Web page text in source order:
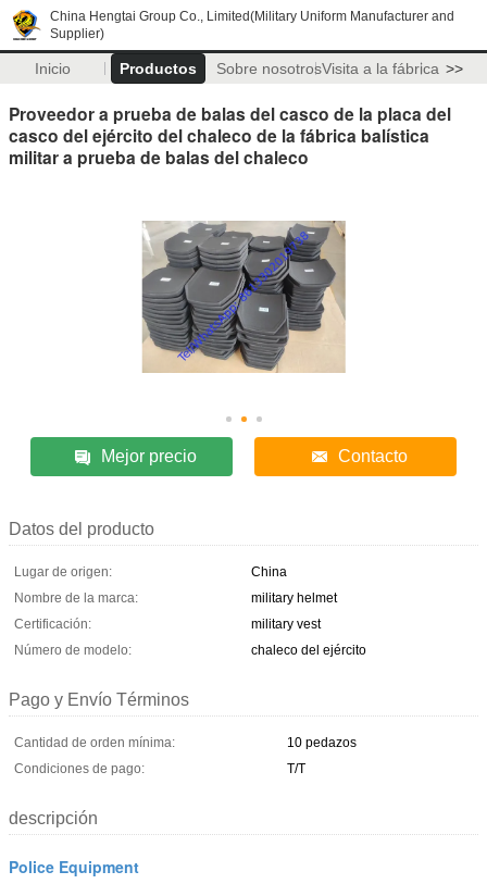
China Hengtai Group Co., Limited(Military Uniform Manufacturer and
Supplier)
Inicio Productos Sobre nosotrosVisita a la fábrica >>
Proveedor a prueba de balas del casco de la placa del
casco del ejército del chaleco de la fábrica balística
militar a prueba de balas del chaleco
Mejor precio Contacto
Datos del producto
Lugar de origen:
China
Nombre de la marca:
military helmet
Certificación:
military vest
Número de modelo:
chaleco del ejército
Pago y Envío Términos
Cantidad de orden mínima:
10 pedazos
Condiciones de pago:
T/T
descripción
Police Equipment